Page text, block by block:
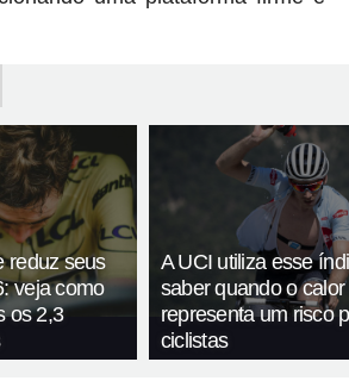
reduz seus
veja como
os 2,3
A UCI utiliza esse
saber quando o calor
representa um risco
ciclistas